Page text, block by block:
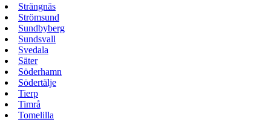
Strängnäs
Strömsund
Sundbyberg
Sundsvall
Svedala
Säter
Söderhamn
Södertälje
Tierp
Timrå
Tomelilla